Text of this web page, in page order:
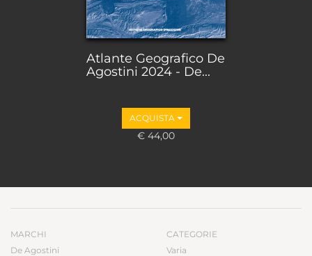
Atlante Geografico De
Agostini 2024 - De...
ACQUISTA
€ 44,00
MARCHI
De Agostini
CATEGORIE
Varia